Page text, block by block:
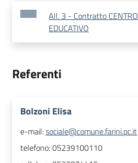
All. 3 - Contratto CENTRO
EDUCATIVO
Referenti
Bolzoni Elisa
e-mail:sociale@comune.farini.pc.it
telefono:05239100110